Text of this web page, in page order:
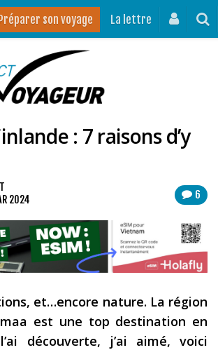
Préparer son voyage La lettre
voyager
sur Instagram
voyage
Les derniers articles
: 7 raisons d’y
6
2024
et…encore nature. La région
est une top destination en
découverte, j’ai aimé, voici